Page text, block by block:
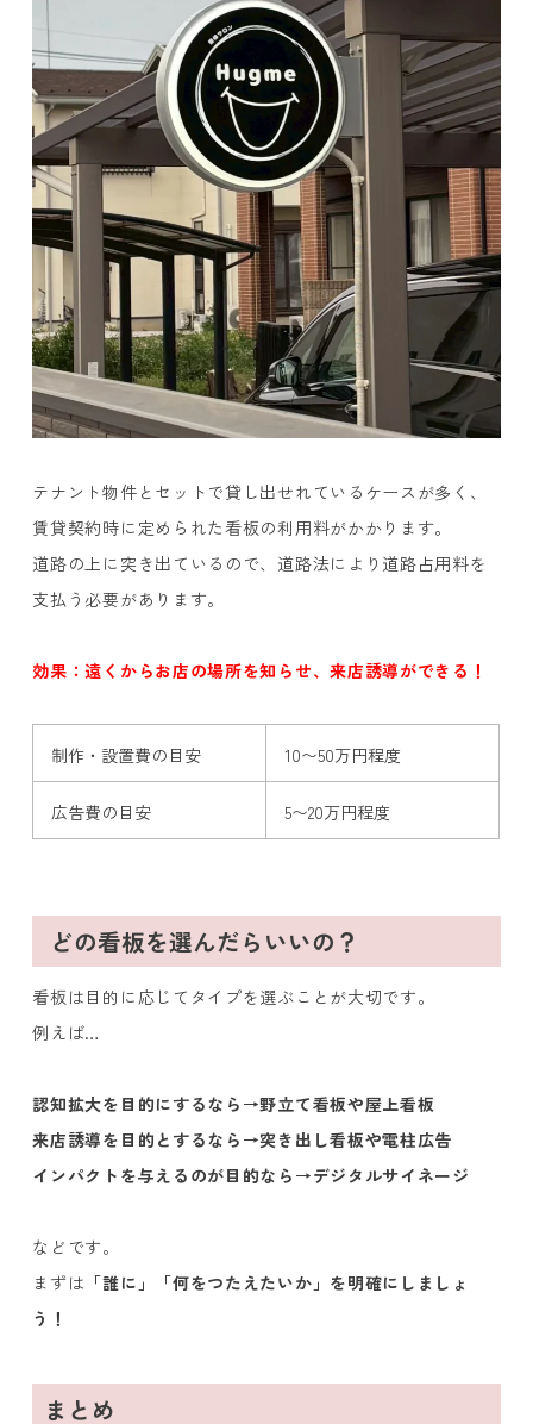
テナント物件とセットで貸し出せれているケースが多く、
賃貸契約時に定められた看板の利用料がかかります。
道路の上に突き出ているので、道路法により道路占用料を
支払う必要があります。
効果：遠くからお店の場所を知らせ、来店誘導ができる！
制作・設置費の目安 10〜50万円程度
広告費の目安 5〜20万円程度
どの看板を選んだらいいの？
看板は目的に応じてタイプを選ぶことが大切です。
例えば…
認知拡大を目的にするなら→野立て看板や屋上看板
来店誘導を目的とするなら→突き出し看板や電柱広告
インパクトを与えるのが目的なら→デジタルサイネージ
などです。
まずは 「誰に」「何をつたえたいか」を明確にしましょ
う！
まとめ